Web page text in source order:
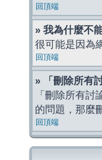
回頂端
» 我為什麼不
很可能是因為
回頂端
» 「刪除所有
「刪除所有
的問題，那麼
回頂端